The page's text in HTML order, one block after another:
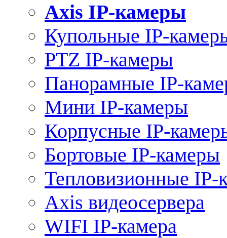
Axis IP-камеры
Купольные IP-
PTZ IP-камеры
Панорамные IP-
Мини IP-камеры
Корпусные IP-
Бортовые IP-камеры
Тепловизионные IP-
Axis видеосервера
WIFI IP-камера